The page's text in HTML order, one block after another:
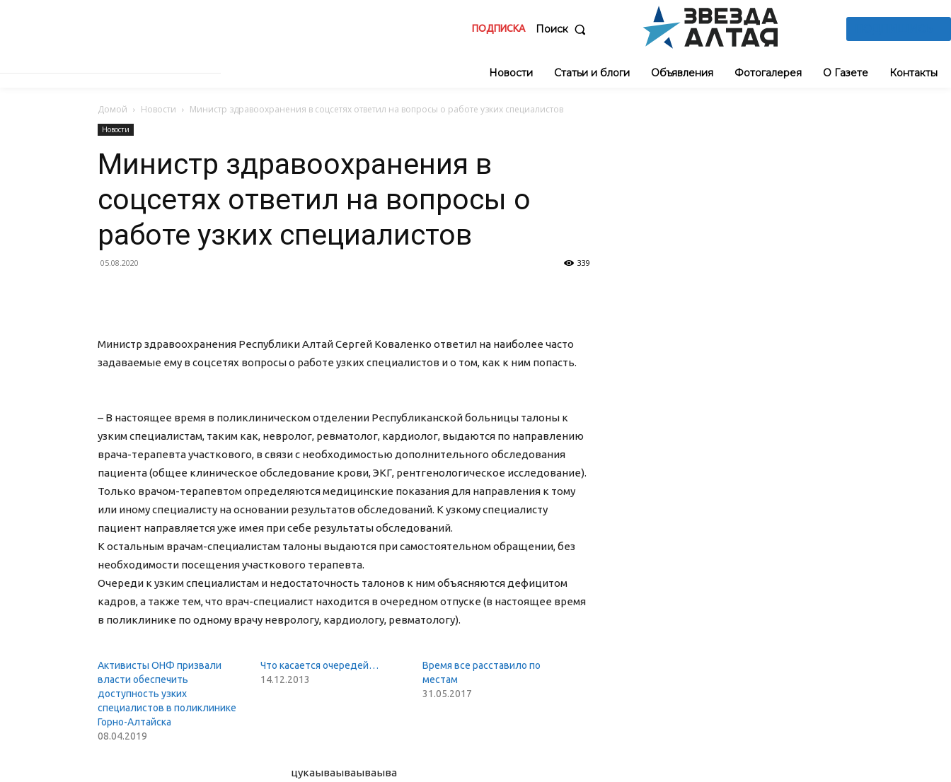
ПОДПИСКА Поиск
Новости Статьи и блоги Объявления Фотогалерея О Газете Контакты
Домой Новости Министр здравоохранения в соцсетях ответил на вопросы о работе узких специалистов
Новости
Министр здравоохранения в
соцсетях ответил на вопросы о
работе узких специалистов
05.08.2020 339
Министр здравоохранения Республики Алтай Сергей Коваленко ответил на наиболее часто
задаваемые ему в соцсетях вопросы о работе узких специалистов и о том, как к ним попасть.
– В настоящее время в поликлиническом отделении Республиканской больницы талоны к
узким специалистам, таким как, невролог, ревматолог, кардиолог, выдаются по направлению
врача-терапевта участкового, в связи с необходимостью дополнительного обследования
пациента (общее клиническое обследование крови, ЭКГ, рентгенологическое исследование).
Только врачом-терапевтом определяются медицинские показания для направления к тому
или иному специалисту на основании результатов обследований. К узкому специалисту
пациент направляется уже имея при себе результаты обследований.
К остальным врачам-специалистам талоны выдаются при самостоятельном обращении, без
необходимости посещения участкового терапевта.
Очереди к узким специалистам и недостаточность талонов к ним объясняются дефицитом
кадров, а также тем, что врач-специалист находится в очередном отпуске (в настоящее время
в поликлинике по одному врачу неврологу, кардиологу, ревматологу).
Активисты ОНФ призвали
власти обеспечить
доступность узких
специалистов в поликлинике
Горно-Алтайска
08.04.2019
Что касается очередей…
14.12.2013
Время все расставило по
местам
31.05.2017
цукаываываываыва